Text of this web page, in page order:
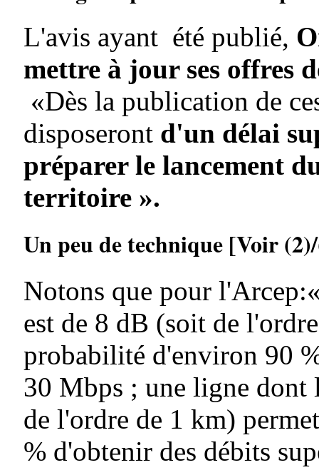
L'avis ayant été publié,
mettre à jour ses offres
«Dès la publication de
disposeront d'un délai
préparer le lancement
territoire ».
Un peu de technique [Voir
Notons que pour
est de 8 dB (soit de
probabilité d'environ 90
30 Mbps ; une ligne dont
de l'ordre de 1 km)
% d'obtenir des débits